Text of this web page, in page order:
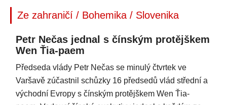
Ze zahraničí / Bohemika / Slovenika
Petr Nečas jednal s čínským protějškem
Wen Ťia-paem
Předseda vlády Petr Nečas se minulý čtvrtek ve
Varšavě zúčastnil schůzky 16 předsedů vlád střední a
východní Evropy s čínským protějškem Wen Ťia-